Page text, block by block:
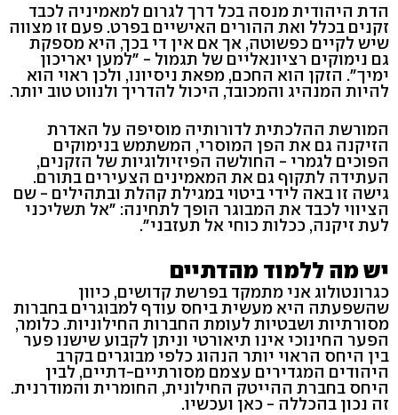
הדת היהודית מנסה בכל דרך לגרום למאמיניה לכבד
זקנים בכלל ואת ההורים האישיים בפרט. פעם זו מצווה
שיש לקיים כפשוטה, אך אם אין די בכך, היא מספקת
גם נימוקים רציונאליים של תגמול - "למען יאריכון
ימיך". הזקן הוא החכם, מפאת ניסיונו, ולכן ראוי הוא
להיות המנהיג והמכובד, היכול להדריך ולנווט טוב יותר.
המורשת ההלכתית לדורותיה מוסיפה על האדרת
הזיקנה גם את הפן המוסרי, המשתמש בנימוקים
הפוכים לגמרי - החולשה הפיזיולוגיות של הזקנים,
העתידה לתקוף גם את המאמינים הצעירים בתורם.
גישה זו באה לידי ביטוי במגילת קהלת ובתהילים - שם
הציווי לכבד את המבוגר הופך לתחינה: "אל תשליכני
לעת זיקנה, ככלות כוחי אל תעזבני".
יש מה ללמוד מהדתיים
כגרונטולוג אני מתמקד בפרשת קדושים, כיוון
שהשפעתה היא מעשית ביחס עודף למבוגרים בחברות
מסורתיות ושבטיות לעומת החברות החילוניות. כלומר,
הפער החינוכי אינו תיאורטי וניתן לקבוע שישנו פער
בין היחס הראוי יותר הנהוג כלפי מבוגרים בקרב
היהודים המגדירים עצמם מסורתיים-דתיים, לבין
היחס בחברת ההייטק החילונית, החומרית והמודרנית.
זה נכון בהכללה - כאן ועכשיו.